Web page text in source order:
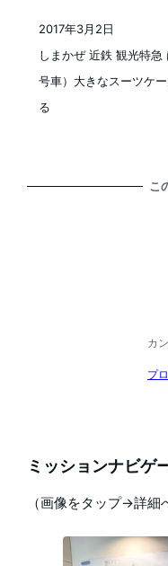
しまかぜ 近鉄 観光特
号車）大きなスーツケ
る
2017年3月2日
こ
カ
プ
ミッションナビゲ
（画像をタップ→詳細